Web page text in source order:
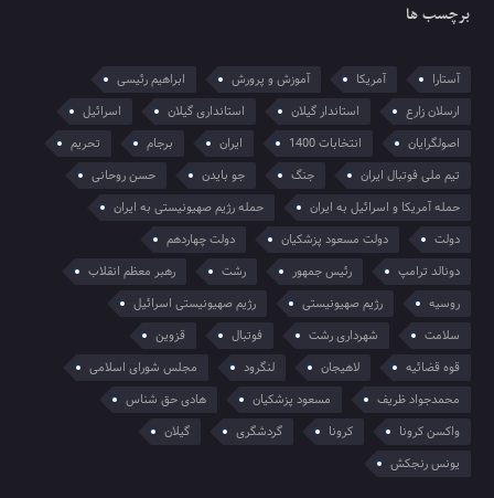
برچسب ها
آستارا آمریکا آموزش و پرورش
ابراهیم رئیسی
ارسلان زارع
استاندار گیلان استانداری گیلان
اسرائیل
اصولگرایان
انتخابات 1400 ایران برجام
تحریم
تیم ملی فوتبال ایران
جنگ جو بایدن
حسن روحانی
حمله آمریکا و اسرائیل به ایران
حمله رژیم صهیونیستی به ایران
دولت
دولت مسعود پزشکیان
دولت چهاردهم
دونالد ترامپ
رئیس جمهور رشت
رهبر معظم انقلاب
روسیه
رژیم صهیونیستی
رژیم صهیونیستی اسرائیل
سلامت
شهرداری رشت فوتبال
قزوین
قوه قضائیه
لاهیجان لنگرود
مجلس شورای اسلامی
محمدجواد ظریف
مسعود پزشکیان
هادی حق شناس
واکسن کرونا
کرونا گردشگری
گیلان
یونس رنجکش